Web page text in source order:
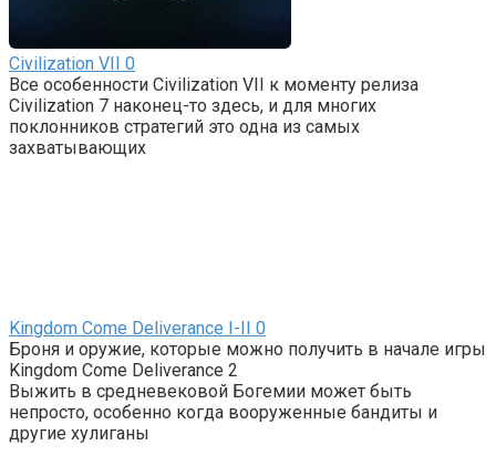
Civilization VII 0
Все особенности Civilization VII к моменту релиза
Civilization 7 наконец-то здесь, и для многих
поклонников стратегий это одна из самых
захватывающих
Kingdom Come Deliverance I-II 0
Броня и оружие, которые можно получить в начале игры
Kingdom Come Deliverance 2
Выжить в средневековой Богемии может быть
непросто, особенно когда вооруженные бандиты и
другие хулиганы